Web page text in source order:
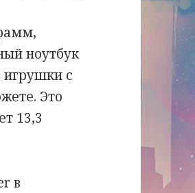
ноутбук
игрушки с
Это
13,3
в